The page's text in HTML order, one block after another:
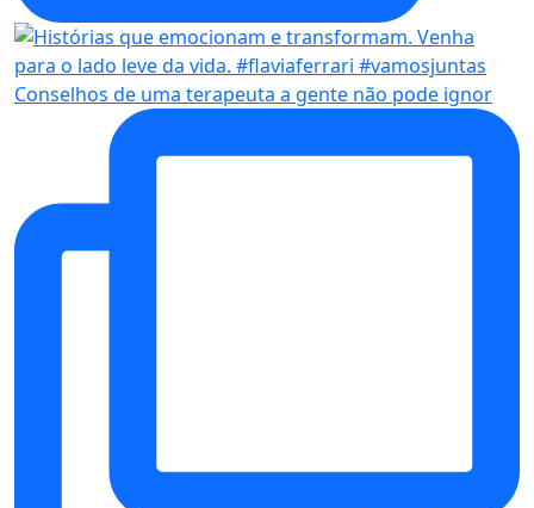
Conselhos de uma terapeuta a gente não pode ignor